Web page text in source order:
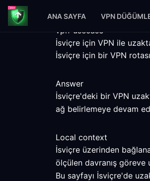
ANA SAYFA VPN
vpn-usecase
İsviçre için VPN ile
İsviçre için bir VPN
Answer
İsviçre'deki bir VPN
ağ belirlemeye devam
Local context
İsviçre üzerinden
ölçülen davranış göreve
Bu sayfayı İsviçre'de